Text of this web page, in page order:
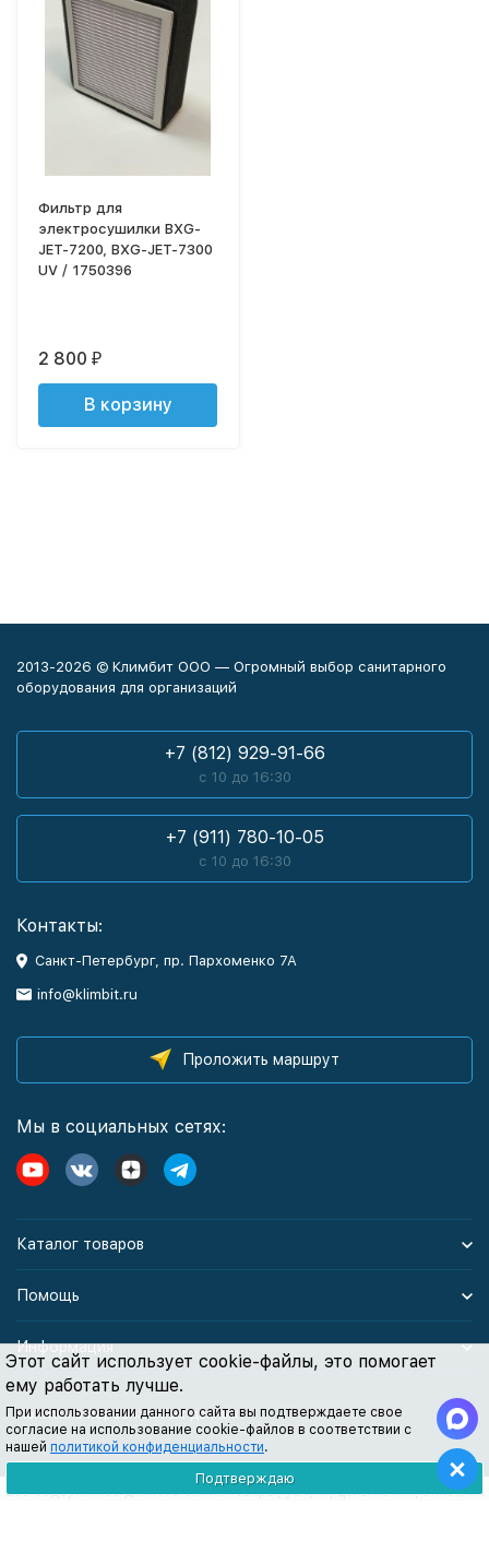
Этот сайт использует cookie-файлы, это помогает
ему работать лучше.
При использовании данного сайта вы подтверждаете свое
согласие на использование cookie-файлов в соответствии с
нашей политикой конфиденциальности.
Подтверждаю
Фильтр для
электросушилки BXG-
JET-7200, BXG-JET-7300
UV / 1750396
2 800₽
В корзину
2013-2026 © Климбит ООО — Огромный выбор санитарного
оборудования для организаций
+7 (812) 929-91-66
с 10 до 16:30
+7 (911) 780-10-05
с 10 до 16:30
Контакты:
Санкт-Петербург, пр. Пархоменко 7А
info@klimbit.ru
Проложить маршрут
Мы в социальных сетях:
Каталог товаров
Помощь
Информация
Политика персональных данных
Все содержимое данного сайта: товары, услуги, цены на них, описания